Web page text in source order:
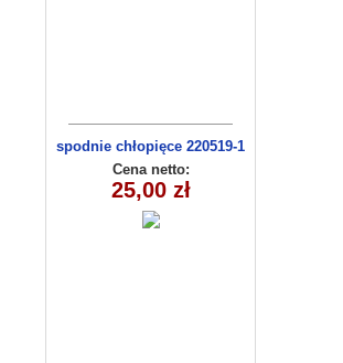
spodnie chłopięce 220519-1
(1-6) 5szt
Cena netto:
25,00 zł